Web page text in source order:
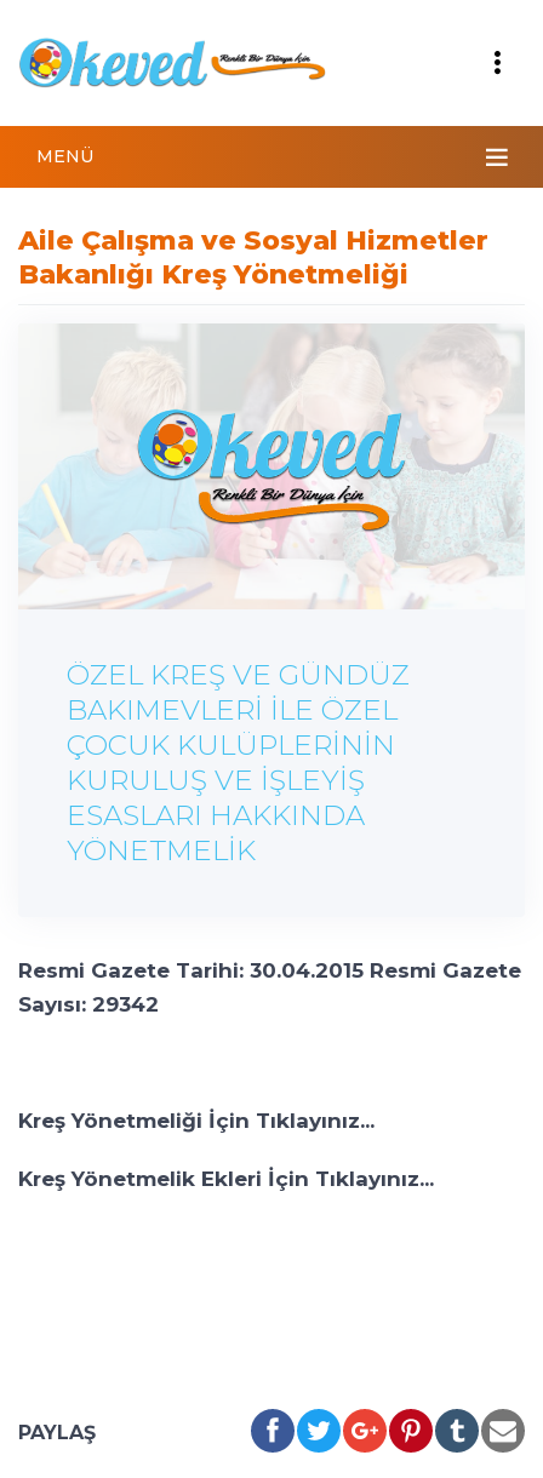
MENÜ
Aile Çalışma ve Sosyal Hizmetler
Bakanlığı Kreş Yönetmeliği
ÖZEL KREŞ VE GÜNDÜZ
BAKIMEVLERİ İLE ÖZEL
ÇOCUK KULÜPLERİNİN
KURULUŞ VE İŞLEYİŞ
ESASLARI HAKKINDA
YÖNETMELİK
Resmi Gazete Tarihi: 30.04.2015 Resmi Gazete
Sayısı: 29342
Kreş Yönetmeliği İçin Tıklayınız...
Kreş Yönetmelik Ekleri İçin Tıklayınız...
PAYLAŞ